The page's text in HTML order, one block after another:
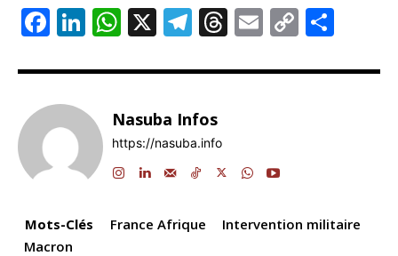
F
c
e
b
o
k
Li
k
e
dI
n
W
at
s
A
p
X
T
e
gr
a
m
T
e
s
E
ai
C
p ta
Nasuba Infos
https://nasuba.info
Mots-Clés France Afrique
Intervention militaire
Macron